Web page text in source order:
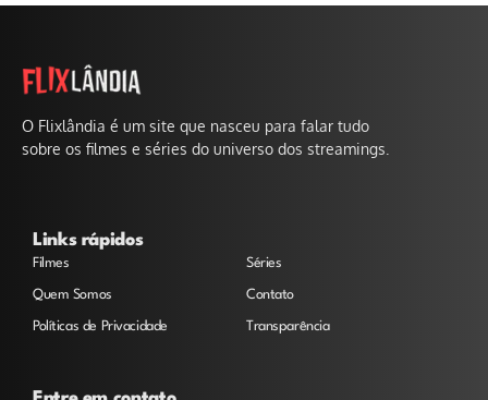
O Flixlândia é um site que nasceu para falar tudo
sobre os filmes e séries do universo dos streamings.
Links rápidos
Filmes Séries
Quem Somos Contato
Políticas de Privacidade Transparência